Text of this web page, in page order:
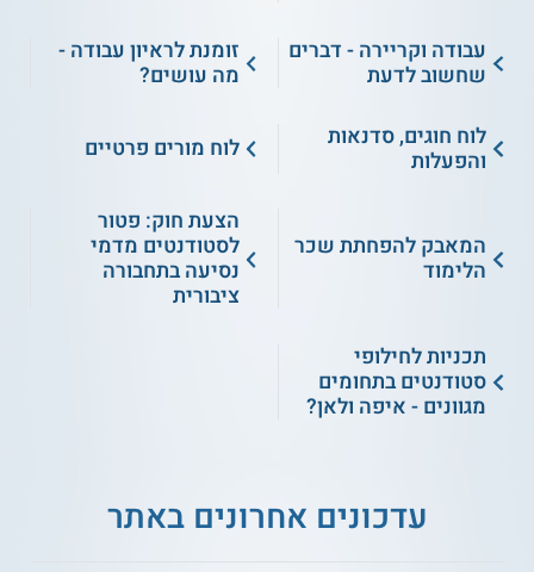
עבודה וקריירה - דברים
שחשוב לדעת
זומנת לראיון עבודה -
מה עושים?
לוח חוגים, סדנאות
והפעלות
לוח מורים פרטיים
המאבק להפחתת שכר
הלימוד
הצעת חוק: פטור
לסטודנטים מדמי
נסיעה בתחבורה
ציבורית
תכניות לחילופי
סטודנטים בתחומים
מגוונים - איפה ולאן?
עדכונים אחרונים באתר